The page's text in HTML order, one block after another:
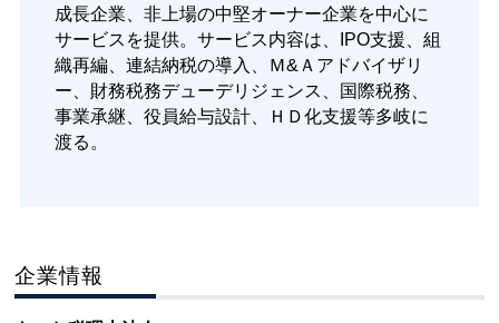
成長企業、非上場の中堅オーナー企業を中心に
サービスを提供。サービス内容は、IPO支援、組
織再編、連結納税の導入、Ｍ&Ａアドバイザリ
ー、財務税務デューデリジェンス、国際税務、
事業承継、役員給与設計、ＨＤ化支援等多岐に
渡る。
企業情報